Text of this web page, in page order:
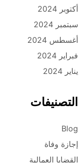
أكتوبر 2024
سبتمبر 2024
أغسطس 2024
فبراير 2024
يناير 2024
التصنيفات
Blog
إجازة وفاة
القضايا العمالية